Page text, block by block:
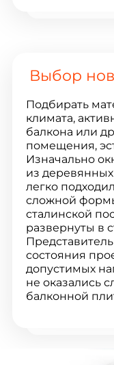
Выбор
Подбирать
климата,
балкона или
помещения,
Изначально
из
легко
сложной
сталинской
развернуты в
состояния
допустимых
не оказались
балконной